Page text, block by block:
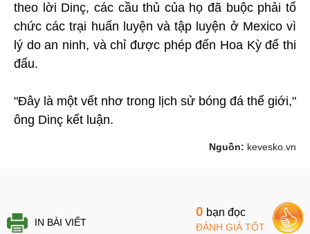
theo lời Dinç, các cầu thủ của họ đã buộc phải tổ
chức các trại huấn luyện và tập luyện ở Mexico vì
lý do an ninh, và chỉ được phép đến Hoa Kỳ để thi
đấu.
"Đây là một vết nhơ trong lịch sử bóng đá thế giới,"
ông Dinç kết luận.
Nguồn: kevesko.vn
IN BÀI VIẾT
0 bạn đọc
ĐÁNH GIÁ TỐT